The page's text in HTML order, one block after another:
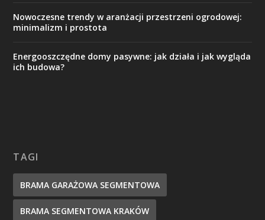
Nowoczesne trendy w aranżacji przestrzeni ogrodowej:
minimalizm i prostota
Energooszczędne domy pasywne: jak działa i jak wygląda
ich budowa?
TAGI
BRAMA GARAŻOWA SEGMENTOWA
BRAMA SEGMENTOWA KRAKÓW